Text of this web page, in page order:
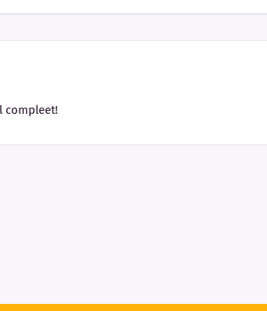
compleet!